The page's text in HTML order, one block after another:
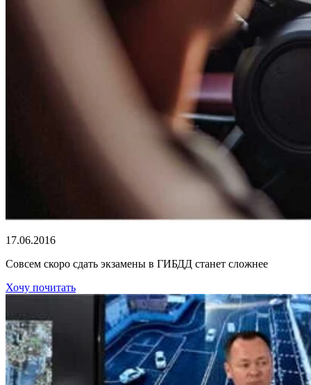
17.06.2016
Совсем скоро сдать экзамены в ГИБДД станет сложнее
Хочу почитать